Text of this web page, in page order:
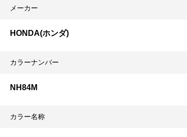
メーカー
HONDA(ホンダ)
カラーナンバー
NH84M
カラー名称